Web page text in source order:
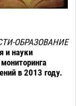
ОБРАЗОВАНИЕ
и науки
в 2013 году.